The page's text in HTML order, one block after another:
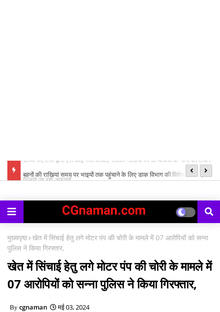
लेकर बहनों की राखियां समय पर भाइयों तक पहुंचाने के लिए डाक विभाग की विशेष व्यवस्था,
मुख्यपृष्ठ खेत में सिंचाई हेतु लगे मोटर पंप की चोरी के मामले में 07 आरोपियों को सन्ना
पुलिस ने किया गिरफ्तार,
खेत में सिंचाई हेतु लगे मोटर पंप की चोरी के मामले में
07 आरोपियों को सन्ना पुलिस ने किया गिरफ्तार,
cgnaman मई 03, 2024